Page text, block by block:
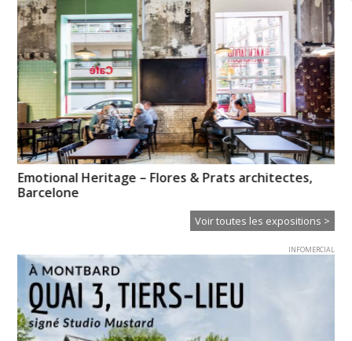
Emotional Heritage – Flores & Prats architectes,
Barcelone
Voir toutes les expositions >
INFOMERCIAL